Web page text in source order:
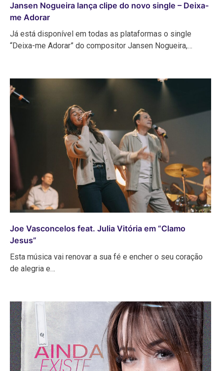
Jansen Nogueira lança clipe do novo single – Deixa-
me Adorar
Já está disponível em todas as plataformas o single
“Deixa-me Adorar” do compositor Jansen Nogueira,…
Joe Vasconcelos feat. Julia Vitória em “Clamo
Jesus”
Esta música vai renovar a sua fé e encher o seu coração
de alegria e…